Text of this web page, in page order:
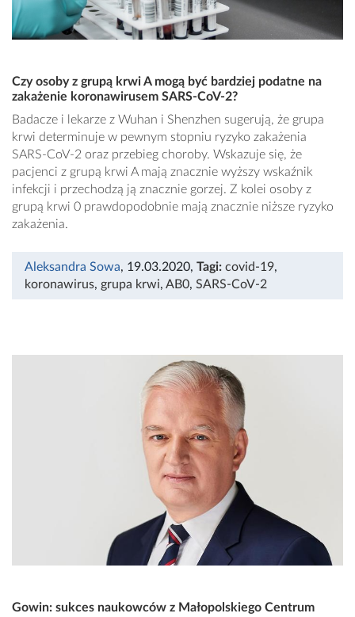
Czy osoby z grupą krwi A mogą być bardziej podatne na
zakażenie koronawirusem SARS-CoV-2?
Badacze i lekarze z Wuhan i Shenzhen sugerują, że grupa
krwi determinuje w pewnym stopniu ryzyko zakażenia
SARS-CoV-2 oraz przebieg choroby. Wskazuje się, że
pacjenci z grupą krwi A mają znacznie wyższy wskaźnik
infekcji i przechodzą ją znacznie gorzej. Z kolei osoby z
grupą krwi 0 prawdopodobnie mają znacznie niższe ryzyko
zakażenia.
Aleksandra Sowa, 19.03.2020, Tagi: covid-19,
koronawirus, grupa krwi, AB0, SARS-CoV-2
Gowin: sukces naukowców z Małopolskiego Centrum